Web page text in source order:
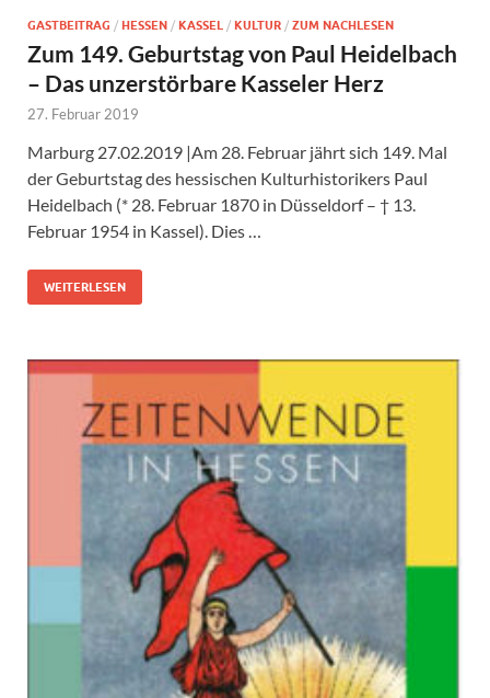
GASTBEITRAG / HESSEN / KASSEL / KULTUR / ZUM NACHLESEN
Zum 149. Geburtstag von Paul Heidelbach
– Das unzerstörbare Kasseler Herz
27. Februar 2019
Marburg 27.02.2019 |Am 28. Februar jährt sich 149. Mal
der Geburtstag des hessischen Kulturhistorikers Paul
Heidelbach (* 28. Februar 1870 in Düsseldorf – † 13.
Februar 1954 in Kassel). Dies …
WEITERLESEN